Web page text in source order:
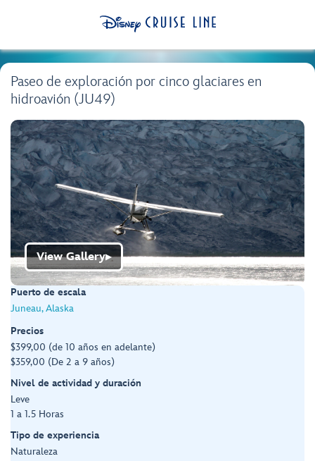
Paseo de exploración por cinco glaciares en
hidroavión (JU49)
View Gallery▶
Puerto de escala
Juneau, Alaska
Precios
$399,00 (de 10 años en adelante)
$359,00 (De 2 a 9 años)
Nivel de actividad y duración
Leve
1 a 1.5 Horas
Tipo de experiencia
Naturaleza